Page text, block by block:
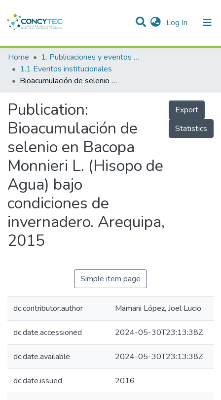
Log In (current)
Communities & Collections
Research Outputs
People
Statistics
Home
1. Publicaciones y eventos institucionales
1.1 Eventos institucionales
Bioacumulación de selenio en Bacopa Monnieri L. (Hisopo de Agua) bajo condiciones de invernadero. Arequipa, 2015
Publication:
Bioacumulación de
selenio en Bacopa
Monnieri L. (Hisopo de
Agua) bajo
condiciones de
invernadero. Arequipa,
2015
Export
Statistics
Simple item page
dc.contributor.author Mamani López, Joel Lucio
dc.date.accessioned 2024-05-30T23:13:38Z
dc.date.available 2024-05-30T23:13:38Z
dc.date.issued 2016